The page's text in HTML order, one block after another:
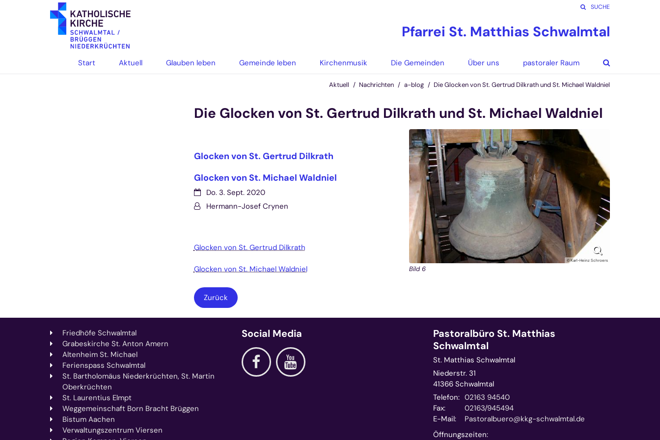
Zum Inhalt springen SUCHE
Pfarrei St. Matthias Schwalmtal
Start Aktuell Glauben leben Gemeinde leben Kirchenmusik Die Gemeinden Über uns pastoraler Raum
Aktuell Nachrichten a-blog Die Glocken von St. Gertrud Dilkrath und St. Michael Waldniel
Die Glocken von St. Gertrud Dilkrath und St. Michael Waldniel
© Karl-Heinz Schroers
Bild 6
Glocken von St. Gertrud Dilkrath
Glocken von St. Michael Waldniel
Datum:Do. 3. Sept. 2020
Von:Hermann-Josef Crynen
Glocken von St. Gertrud Dilkrath
Glocken von St. Michael Waldniel
Zurück
Friedhöfe Schwalmtal
Grabeskirche St. Anton Amern
Altenheim St. Michael
Ferienspass Schwalmtal
St. Bartholomäus Niederkrüchten, St. Martin
Oberkrüchten
St. Laurentius Elmpt
Weggemeinschaft Born Bracht Brüggen
Bistum Aachen
Verwaltungszentrum Viersen
Social Media
Pastoralbüro St. Matthias
Schwalmtal
St. Matthias Schwalmtal
Niederstr. 31
41366 Schwalmtal
Telefon: 02163 94540
Fax:
02163/945494
E-Mail:
Pastoralbuero@kkg-schwalmtal.de
Öffnungszeiten: